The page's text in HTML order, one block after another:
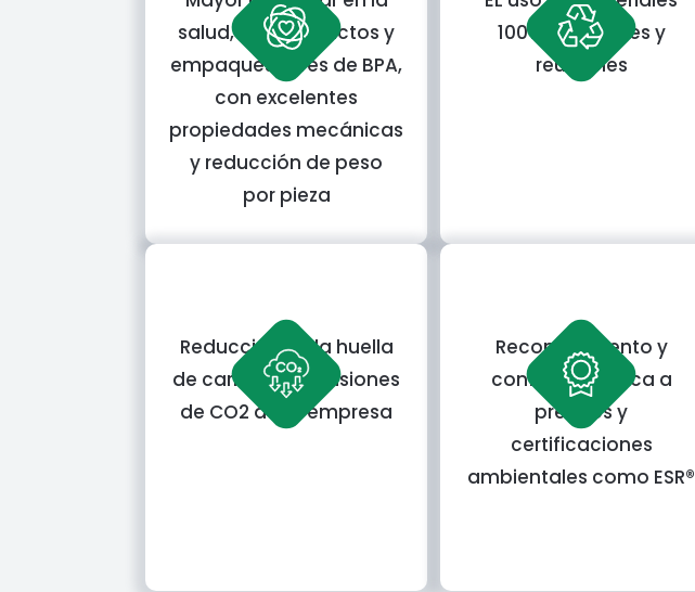
salud, con productos y
empaques libres de BPA,
con excelentes
propiedades mecánicas
y reducción de peso
por pieza
100% reciclables y
reusables
Reducción de la huella
de carbono y emisiones
de CO2 de tu empresa
Reconocimiento y
confianza: aplica a
premios y
certificaciones
ambientales como ESR®